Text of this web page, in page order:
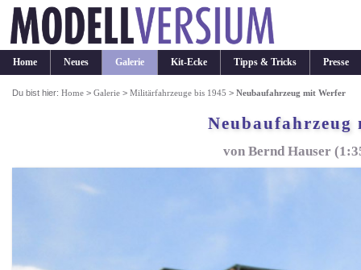
Home Neues Galerie Kit-Ecke Tipps & Tricks Presse
Du bist hier:Home >Galerie >Militärfahrzeuge bis 1945 >Neubaufahrzeug mit Werfer
von Bernd Hauser